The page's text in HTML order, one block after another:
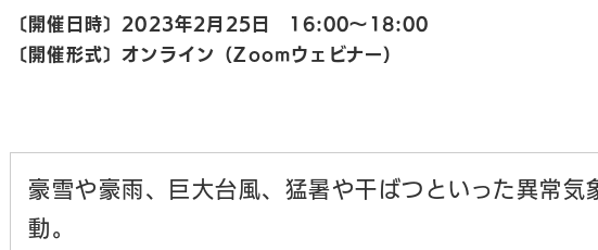
〔開催日時〕2023年2月25日 16:00〜18:00
〔開催形式〕オンライン（Zoomウェビナー）
豪雪や豪雨、巨大台風、猛暑や干ばつといった異常気
動。